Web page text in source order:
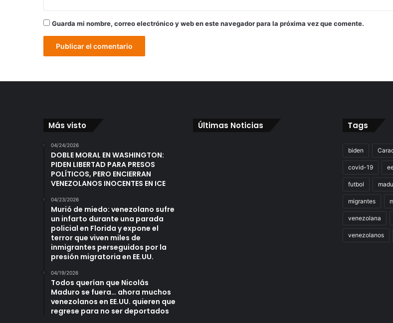
Guarda mi nombre, correo electrónico y web en este navegador para la próxima vez que comente.
Más visto
04/24/2026
DOBLE MORAL EN WASHINGTON:
PIDEN LIBERTAD PARA PRESOS
POLÍTICOS, PERO ENCIERRAN
VENEZOLANOS INOCENTES EN ICE
04/23/2026
Murió de miedo: venezolano sufre
un infarto durante una parada
policial en Florida y expone el
terror que viven miles de
inmigrantes perseguidos por la
presión migratoria en EE.UU.
04/19/2026
Todos querían que Nicolás
Maduro se fuera… ahora muchos
venezolanos en EE.UU. quieren que
regrese para no ser deportados
Últimas Noticias Tags
biden
covid-19
futbol
migrantes
venezolana
venezolanos